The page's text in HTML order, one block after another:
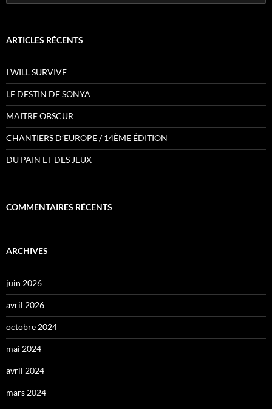
ARTICLES RÉCENTS
I WILL SURVIVE
LE DESTIN DE SONYA
MAITRE OBSCUR
CHANTIERS D’EUROPE / 14ÈME ÉDITION
DU PAIN ET DES JEUX
COMMENTAIRES RÉCENTS
ARCHIVES
juin 2026
avril 2026
octobre 2024
mai 2024
avril 2024
mars 2024